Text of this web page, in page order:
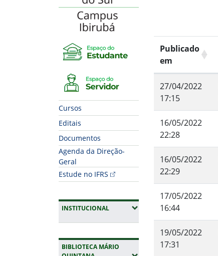
Cursos
Editais
Documentos
Agenda da Direção-
Geral
Estude no IFRS
INSTITUCIONAL(EXPANDIR SUBMENUS)
BIBLIOTECA MÁRIO
Publicado
em
27/04/2022
17:15
16/05/2022
22:28
16/05/2022
22:29
17/05/2022
16:44
19/05/2022
17:31